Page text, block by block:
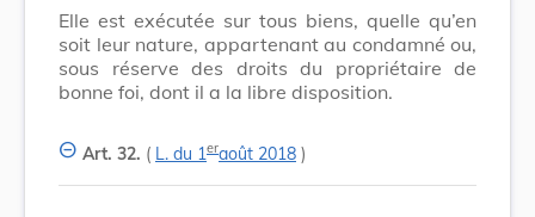
Elle est exécutée sur tous biens, quelle qu’en
soit leur nature, appartenant au condamné ou,
sous réserve des droits du propriétaire de
bonne foi, dont il a la libre disposition.
Art. 32. ( L. du 1eraoût 2018 )